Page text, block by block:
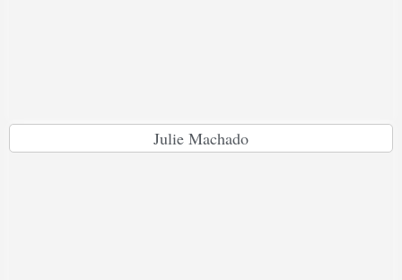
Julie Machado